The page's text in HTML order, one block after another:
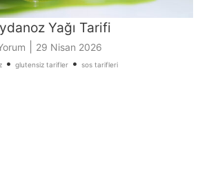
Yağı Tarifi
29 Nisan 2026
• glutensiz tarifler • sos tarifleri